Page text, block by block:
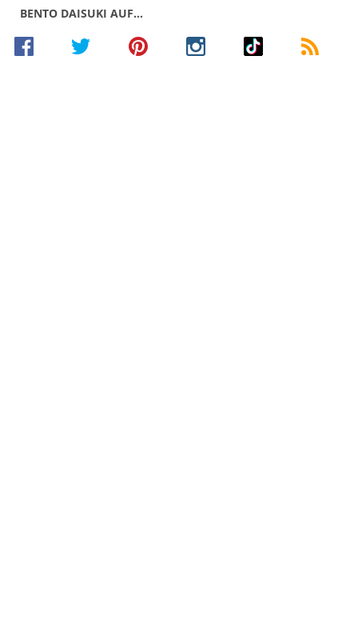
BENTO DAISUKI AUF…